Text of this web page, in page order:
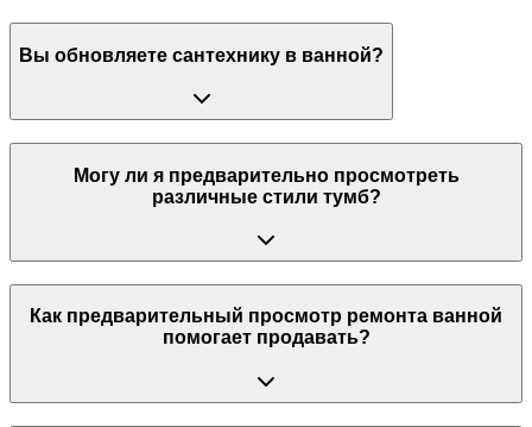
Вы обновляете сантехнику в ванной?
Могу ли я предварительно просмотреть
различные стили тумб?
Как предварительный просмотр ремонта ванной
помогает продавать?